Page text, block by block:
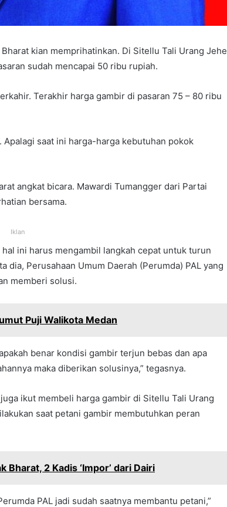
kian memprihatinkan. Di Sitellu Tali Urang Jehe
sudah mencapai 50 ribu rupiah.
Terakhir harga gambir di pasaran 75 – 80 ribu
saat ini harga-harga kebutuhan pokok
angkat bicara. Mawardi Tumangger dari Partai
bersama.
Iklan
ini harus mengambil langkah cepat untuk turun
dia, Perusahaan Umum Daerah (Perumda) PAL yang
memberi solusi.
Puji Walikota Medan
benar kondisi gambir terjun bebas dan apa
maka diberikan solusinya,” tegasnya.
ikut membeli harga gambir di Sitellu Tali Urang
saat petani gambir membutuhkan peran
Bharat, 2 Kadis ‘Impor’ dari Dairi
PAL jadi sudah saatnya membantu petani,”